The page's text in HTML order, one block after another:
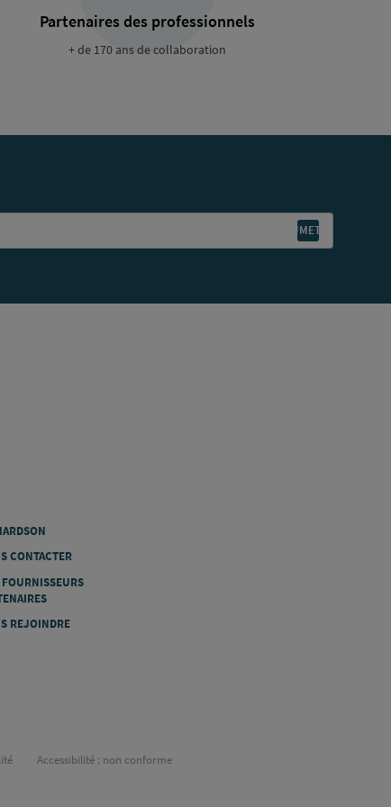
Partenaires des professionnels
+ de 170 ans de collaboration
CONTACTER
REJOINDRE
Accessibilité : non conforme